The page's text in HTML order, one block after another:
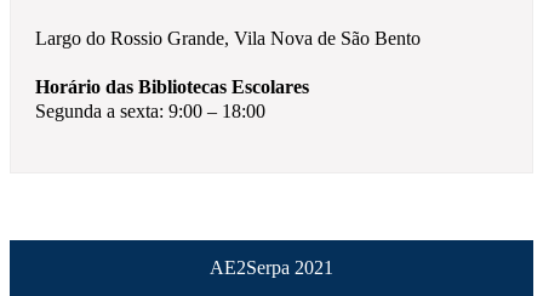
Largo do Rossio Grande, Vila Nova de São Bento
Horário das Bibliotecas Escolares
Segunda a sexta: 9:00 – 18:00
AE2Serpa 2021